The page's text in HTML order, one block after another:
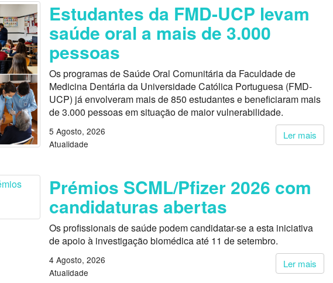
Estudantes da FMD-UCP levam
saúde oral a mais de 3.000
pessoas
Os programas de Saúde Oral Comunitária da Faculdade de
Medicina Dentária da Universidade Católica Portuguesa (FMD-
UCP) já envolveram mais de 850 estudantes e beneficiaram mais
de 3.000 pessoas em situação de maior vulnerabilidade.
Ler mais
5 Agosto, 2026
Atualidade
Prémios SCML/Pfizer 2026 com
candidaturas abertas
Os profissionais de saúde podem candidatar-se a esta iniciativa
de apoio à investigação biomédica até 11 de setembro.
Ler mais
4 Agosto, 2026
Atualidade